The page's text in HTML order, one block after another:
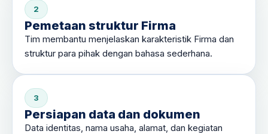
2
Pemetaan struktur Firma
Tim membantu menjelaskan karakteristik Firma dan
struktur para pihak dengan bahasa sederhana.
3
Persiapan data dan dokumen
Data identitas, nama usaha, alamat, dan kegiatan